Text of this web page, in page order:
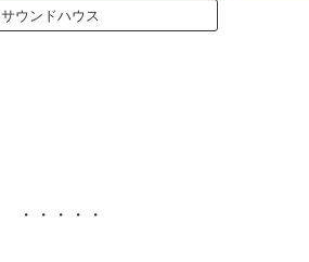
サウンドハウス
・・・・・